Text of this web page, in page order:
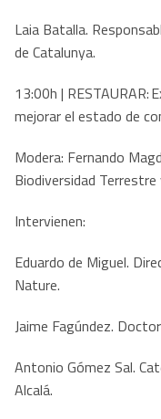
Laia Batalla.
de Catalunya.
13:00h | RESTAURAR:
mejorar el estado de
Modera: Fernando
Biodiversidad Terrestre
Intervienen:
Eduardo de Miguel.
Nature.
Jaime Fagúndez.
Antonio Gómez Sal.
Alcalá.